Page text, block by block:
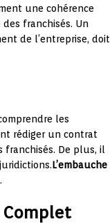
une cohérence
franchisés. Un
de l’entreprise, doit
les
rédiger un contrat
De plus, il
L’embauche
.
Complet